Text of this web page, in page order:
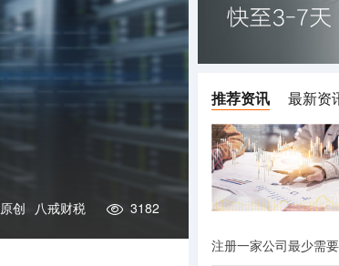
原创 八戒财税 3182
推荐资讯 最新资
注册一家公司最少需